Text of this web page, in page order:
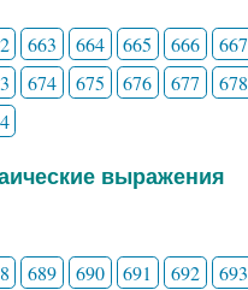
663 664 665 666 667
674 675 676 677 678
выражения
689 690 691 692 693